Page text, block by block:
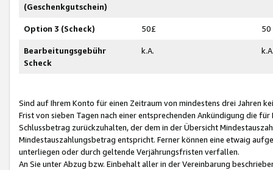
(Geschenkgutschein)
Option 3 (Scheck) 50£ 50
Bearbeitungsgebühr
Scheck
k.A.
Sind auf Ihrem Konto für einen Zeitraum von mindestens drei Jahren
Frist von sieben Tagen nach einer entsprechenden Ankündigung die
Schlussbetrag zurückzuhalten, der dem in der Übersicht
Mindestauszahlungsbetrag entspricht. Ferner können eine etwaig
unterliegen oder durch geltende Verjährungsfristen verfallen.
An Sie unter Abzug bzw. Einbehalt aller in der Vereinbarung